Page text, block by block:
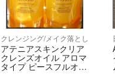
クレンジング/メイク落とし
アテニアスキンクリア
クレンズオイル アロマ
タイプ ピースフルオレ